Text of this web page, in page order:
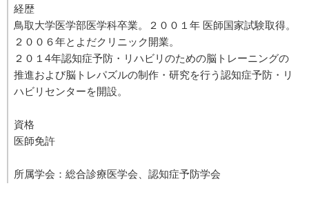
経歴
鳥取大学医学部医学科卒業。２００１年 医師国家試験取得。
２００６年とよだクリニック開業。
２０１4年認知症予防・リハビリのための脳トレーニングの
推進および脳トレパズルの制作・研究を行う認知症予防・リ
ハビリセンターを開設。
資格
医師免許
所属学会：総合診療医学会、認知症予防学会